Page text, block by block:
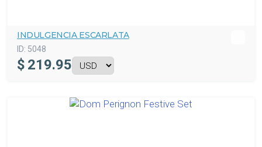
INDULGENCIA ESCARLATA
ID: 5048
$ 219.95